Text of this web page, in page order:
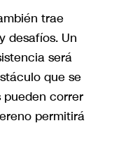
trae
desafíos. Un
será
que se
pueden correr
permitirá